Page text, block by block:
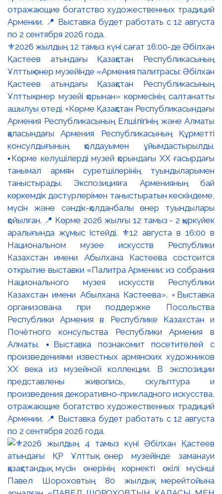
⚜️2026 жылдың 12 тамыз күні сағат 16:00-де Әбілхан
Қастеев атындағы Қазақстан Республикасының
Ұлттық өнер музейінде «Армения палитрасы: Әбілхан
Қастеев атындағы Қазақстан Республикасының
Ұлттық өнер музейі қорынан» көрмесінің салтанатты
ашылуы өтеді. ▫️Көрме Қазақстан Республикасындағы
Армения Республикасының Елшілігінің және Алматы
қаласындағы Армения Республикасының Құрметті
консулдығының қолдауымен ұйымдастырылды.
▪️Көрме келушілерді музей қорындағы ХХ ғасырдағы
танымал армян суретшілерінің туындыларымен
таныстырады. Экспозицияға Арменияның бай
көркемдік дәстүрлерімен таныстыратын кескіндеме,
мүсін және сәндік-қолданбалы өнер туындылары
қойылған. 📍 Көрме 2026 жылғы 12 тамыз - 2 қыркүйек
аралығында жұмыс істейді. ⚜️12 августа в 16:00 в
Национальном музее искусств Республики
Казахстан имени Абылхана Кастеева состоится
открытие выставки «Палитра Армении: из собрания
Национального музея искусств Республики
Казахстан имени Абылхана Кастеева». ▫️Выставка
организована при поддержке Посольства
Республики Армения в Республике Казахстан и
Почётного консульства Республики Армения в
Алматы. ▪️Выставка познакомит посетителей с
произведениями известных армянских художников
XX века из музейной коллекции. В экспозиции
представлены живопись, скульптура и
произведения декоративно-прикладного искусства,
отражающие богатство художественных традиций
Армении. 📍 Выставка будет работать с 12 августа
по 2 сентября 2026 года.